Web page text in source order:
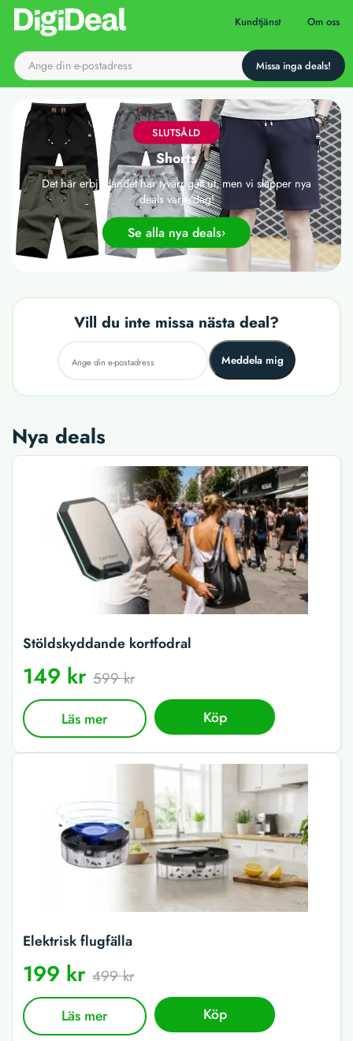
Till startsidan Kundtjänst Om oss
SLUTSÅLD
Shorts
Det här erbjudandet har tyvärr gått ut, men vi släpper nya
deals varje dag!
Se alla nya deals
Vill du inte missa nästa deal?
Meddela mig
Nya deals
Stöldskyddande kortfodral
149 kr 599 kr
Läs mer Köp
Elektrisk flugfälla
199 kr 499 kr
Läs mer Köp